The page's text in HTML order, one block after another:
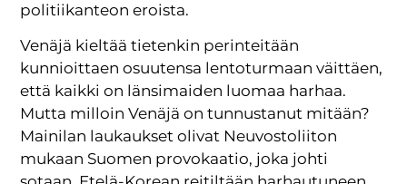
politiikanteon eroista.
Venäjä kieltää tietenkin perinteitään
kunnioittaen osuutensa lentoturmaan väittäen,
että kaikki on länsimaiden luomaa harhaa.
Mutta milloin Venäjä on tunnustanut mitään?
Mainilan laukaukset olivat Neuvostoliiton
mukaan Suomen provokaatio, joka johti